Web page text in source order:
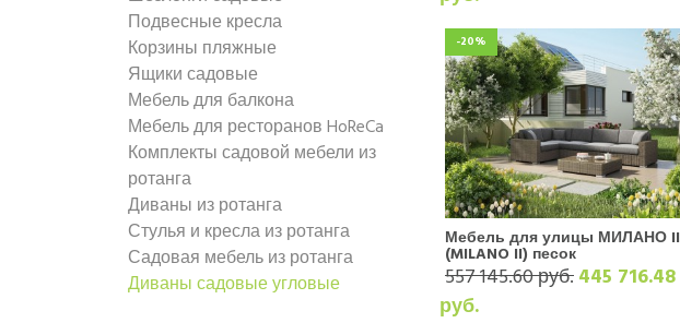
Подвесные кресла
Корзины пляжные
Ящики садовые
Мебель для балкона
Мебель для ресторанов HoReCa
Комплекты садовой мебели из
ротанга
Диваны из ротанга
Стулья и кресла из ротанга
Садовая мебель из ротанга
Диваны садовые угловые
-20%
Мебель для улицы МИЛАНО II
(MILANO II) песок
557 145.60 руб.445 716.48
руб.